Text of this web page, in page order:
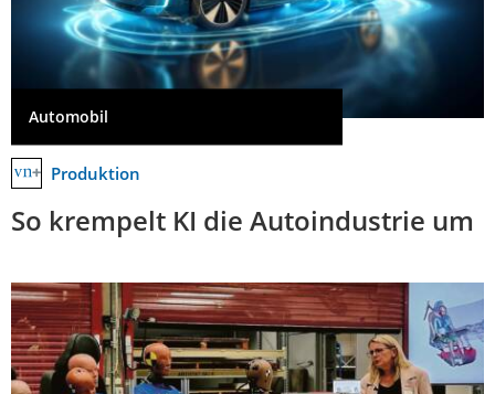
Automobil
Produktion
So krempelt KI die Autoindustrie um